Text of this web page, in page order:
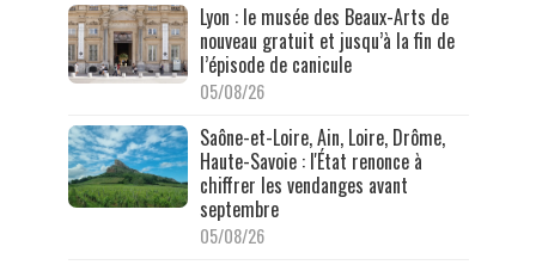
Lyon : le musée des Beaux-Arts de
nouveau gratuit et jusqu’à la fin de
l’épisode de canicule
05/08/26
Saône-et-Loire, Ain, Loire, Drôme,
Haute-Savoie : l'État renonce à
chiffrer les vendanges avant
septembre
05/08/26